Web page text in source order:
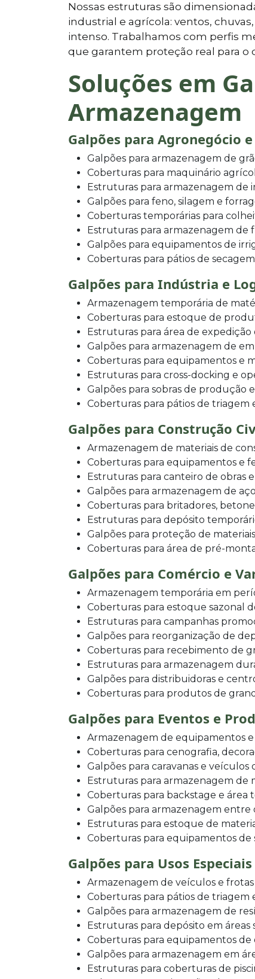
Nossas estruturas são
industrial e agrícola: ventos,
intenso. Trabalhamos com perfis
que garantem proteção real para o
Soluções em
Armazenagem
Galpões para Agronegócio
Galpões para armazenagem de
Coberturas para maquinário
Estruturas para armazenagem de
Galpões para feno, silagem e
Coberturas temporárias para
Estruturas para armazenagem de
Galpões para equipamentos de
Coberturas para pátios de
Galpões para Indústria e
Armazenagem temporária de
Coberturas para estoque de
Estruturas para área de
Galpões para armazenagem de
Coberturas para equipamentos e
Estruturas para cross-docking e
Galpões para sobras de produção
Coberturas para pátios de triagem
Galpões para Construção
Armazenagem de materiais de
Coberturas para equipamentos e
Estruturas para canteiro de obras
Galpões para armazenagem de
Coberturas para britadores,
Estruturas para depósito
Galpões para proteção de
Coberturas para área de pré-
Galpões para Comércio e
Armazenagem temporária em
Coberturas para estoque sazonal
Estruturas para campanhas
Galpões para reorganização de
Coberturas para recebimento de
Estruturas para armazenagem
Galpões para distribuidoras e
Coberturas para produtos de
Galpões para Eventos e
Armazenagem de equipamentos
Coberturas para cenografia,
Galpões para caravanas e
Estruturas para armazenagem de
Coberturas para backstage e área
Galpões para armazenagem
Estruturas para estoque de
Coberturas para equipamentos de
Galpões para Usos Especiais
Armazenagem de veículos e
Coberturas para pátios de triagem
Galpões para armazenagem de
Estruturas para depósito em
Coberturas para equipamentos de
Galpões para armazenagem em
Estruturas para coberturas de